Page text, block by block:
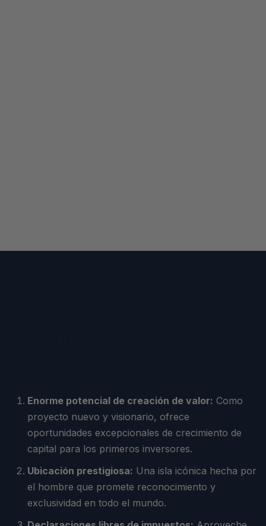
Enorme potencial de creación de valor: Como
proyecto nuevo y visionario, ofrece
oportunidades excepcionales de crecimiento de
capital para los primeros inversores.
Ubicación prestigiosa: Una isla icónica hecha por
el hombre que promete reconocimiento y
exclusividad en todo el mundo.